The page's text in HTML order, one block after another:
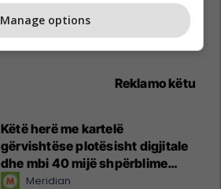
Reklamo këtu
Këtë herë me kartelë
gërvishtëse plotësisht digjitale
dhe mbi 40 mijë shpërblime
instant!Meridian
Manage options